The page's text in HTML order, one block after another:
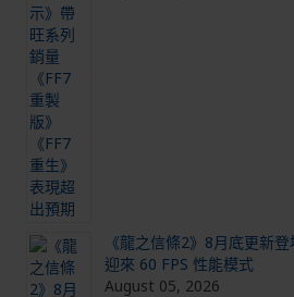
《龍之信條2》8月底更新
迎來 60 FPS 性能模式
August 05, 2026